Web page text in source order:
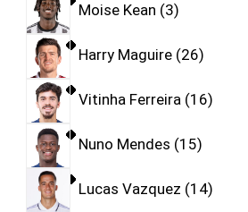
Moise Kean 3
Harry Maguire 26
Vitinha Ferreira 16
Nuno Mendes 15
Lucas Vazquez 14